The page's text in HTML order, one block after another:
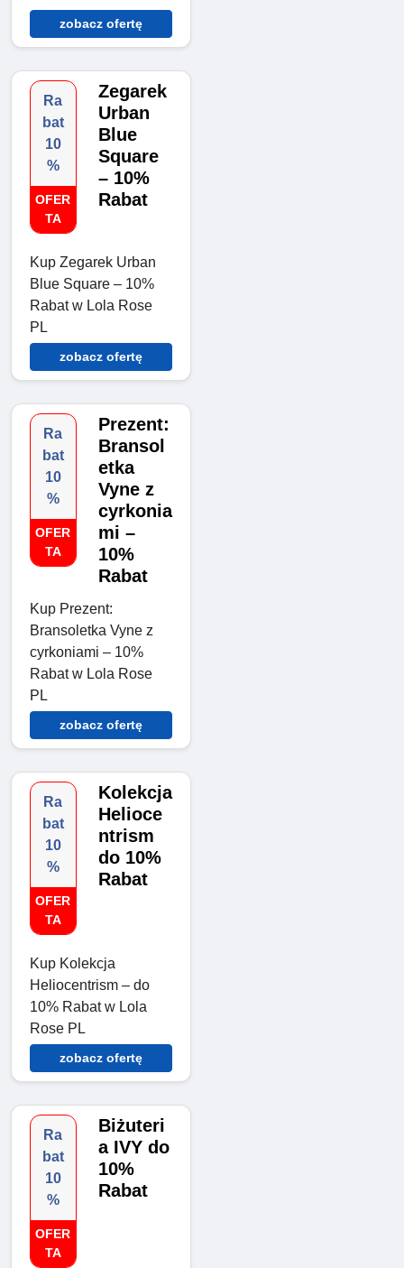
zobacz ofertę
Ra
bat
10
%
OFER
TA
Zegarek
Urban
Blue
Square
– 10%
Rabat
Kup Zegarek Urban
Blue Square – 10%
Rabat w Lola Rose
PL
zobacz ofertę
Ra
bat
10
%
OFER
TA
Prezent:
Bransol
etka
Vyne z
cyrkonia
mi –
10%
Rabat
Kup Prezent:
Bransoletka Vyne z
cyrkoniami – 10%
Rabat w Lola Rose
PL
zobacz ofertę
Ra
bat
10
%
OFER
TA
Kolekcja
Helioce
ntrism
do 10%
Rabat
Kup Kolekcja
Heliocentrism – do
10% Rabat w Lola
Rose PL
zobacz ofertę
Ra
bat
10
%
OFER
TA
Biżuteri
a IVY do
10%
Rabat